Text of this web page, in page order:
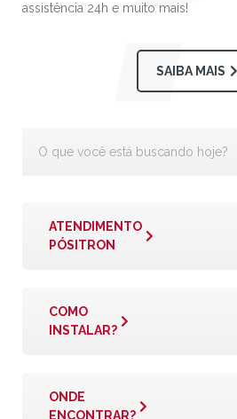
assistência 24h e muito mais!
SAIBA MAIS
ATENDIMENTO
PÓSITRON
COMO
INSTALAR?
ONDE
ENCONTRAR?